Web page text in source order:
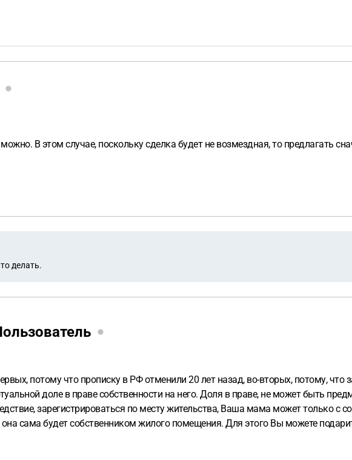
В этом случае, поскольку сделка будет не возмездная, то предлагать
делать.
потому что прописку в РФ отменили 20 лет назад, во-вторых, потому, что
доле в праве собственности на него. Доля в праве, не может быть
зарегистрироваться по месту жительства, Ваша мама может только с
она сама будет собственником жилого помещения. Для этого Вы можете